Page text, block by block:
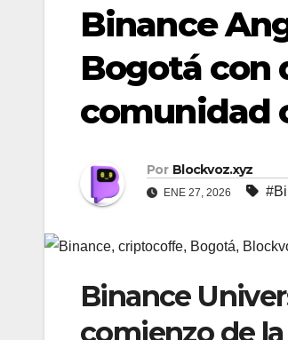
Binance
Bogotá con
comunidad
Por Blockvoz.xyz
ENE 27, 2026
Binance
comienzo de